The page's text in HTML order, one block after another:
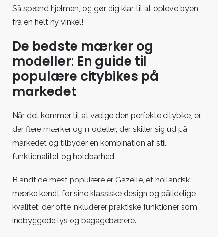
Så spænd hjelmen, og gør dig klar til at opleve byen
fra en helt ny vinkel!
De bedste mærker og
modeller: En guide til
populære citybikes på
markedet
Når det kommer til at vælge den perfekte citybike, er
der flere mærker og modeller, der skiller sig ud på
markedet og tilbyder en kombination af stil,
funktionalitet og holdbarhed.
Blandt de mest populære er Gazelle, et hollandsk
mærke kendt for sine klassiske design og pålidelige
kvalitet, der ofte inkluderer praktiske funktioner som
indbyggede lys og bagagebærere.